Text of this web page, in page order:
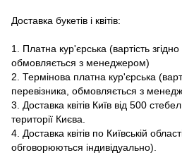
Доставка букетів і квітів:
1. Платна кур'єрська (вартість
обмовляється з менеджером)
2. Термінова платна кур'єрська
перевізника, обмовляється з
3. Доставка квітів Київ від 500
території Києва.
4. Доставка квітів по Київській
обговорюються індивідуально).